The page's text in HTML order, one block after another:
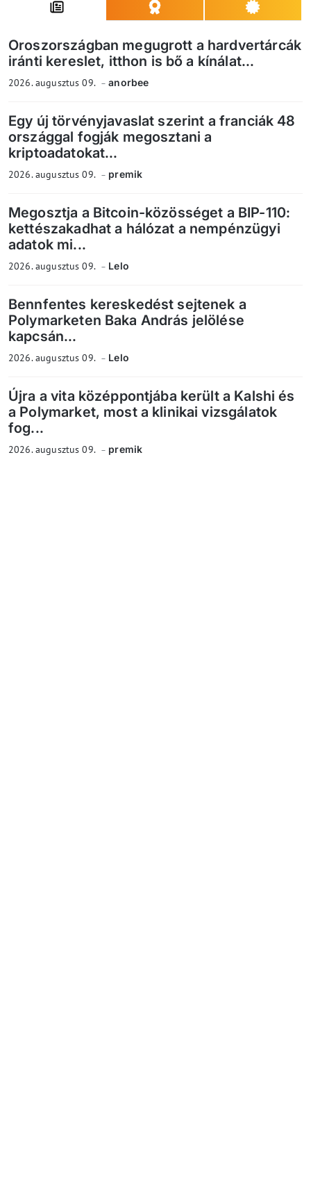
Oroszországban megugrott a hardvertárcák
iránti kereslet, itthon is bő a kínálat...
2026. augusztus 09. anorbee
Egy új törvényjavaslat szerint a franciák 48
országgal fogják megosztani a
kriptoadatokat...
2026. augusztus 09. premik
Megosztja a Bitcoin-közösséget a BIP-110:
kettészakadhat a hálózat a nempénzügyi
adatok mi...
2026. augusztus 09. Lelo
Bennfentes kereskedést sejtenek a
Polymarketen Baka András jelölése
kapcsán...
2026. augusztus 09. Lelo
Újra a vita középpontjába került a Kalshi és
a Polymarket, most a klinikai vizsgálatok
fog...
2026. augusztus 09. premik